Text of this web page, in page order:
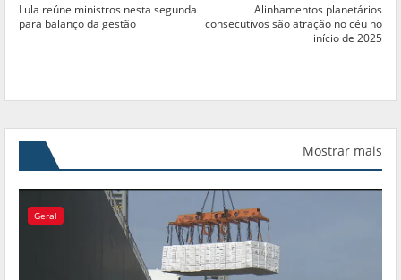
Alinhamentos planetários
consecutivos são atração no céu no
início de 2025
Lula reúne ministros nesta segunda
para balanço da gestão
Mostrar mais
Geral